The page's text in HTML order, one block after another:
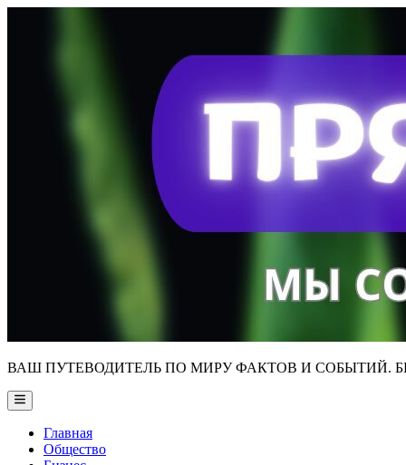
ВАШ ПУТЕВОДИТЕЛЬ ПО МИРУ ФАКТОВ И СОБЫТИЙ.
Main
Menu
Главная
Общество